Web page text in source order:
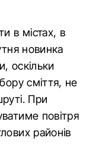
в містах, в
новинка
оскільки
сміття, не
При
повітря
районів